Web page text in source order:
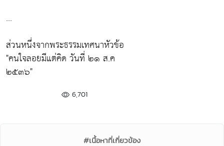
...
ส่วนหนึ่งจากพระธรรมเทศนาหัวข้อ
"คนใจลอยมีแต่คิด วันที่ ๒๑ ส.ค
๒๕๓๖"
6,701
#เนื้อหาที่เกี่ยวข้อง